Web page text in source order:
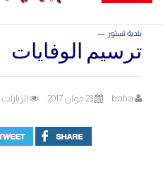
بلدية تستور
ترسيم الوفايات
baha 23 جوان 2017 الزيارات: 3246